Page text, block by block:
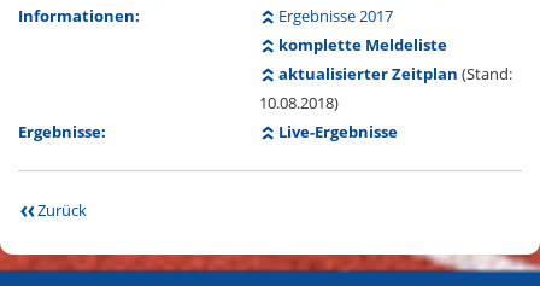
Informationen:
Ergebnisse 2017
komplette Meldeliste
aktualisierter Zeitplan (Stand:
10.08.2018)
Ergebnisse:
Live-Ergebnisse
Zurück